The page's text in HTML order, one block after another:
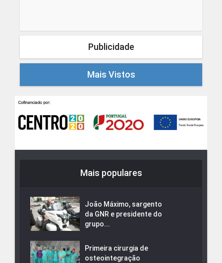
Publicidade
Mais Vistos
Mais populares
João Máximo, sargento
da GNR e presidente do
grupo...
Primeira cirurgia de
osteointegração